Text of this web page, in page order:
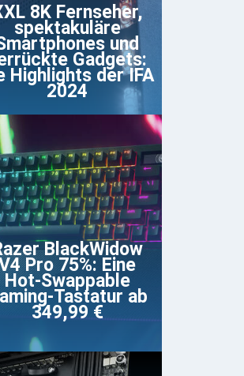
8K Fernseher,
spektakuläre
und
Gadgets:
Highlights der IFA
2024
BlackWidow
Pro 75%: Eine
Hot-Swappable
Tastatur ab
349,99 €